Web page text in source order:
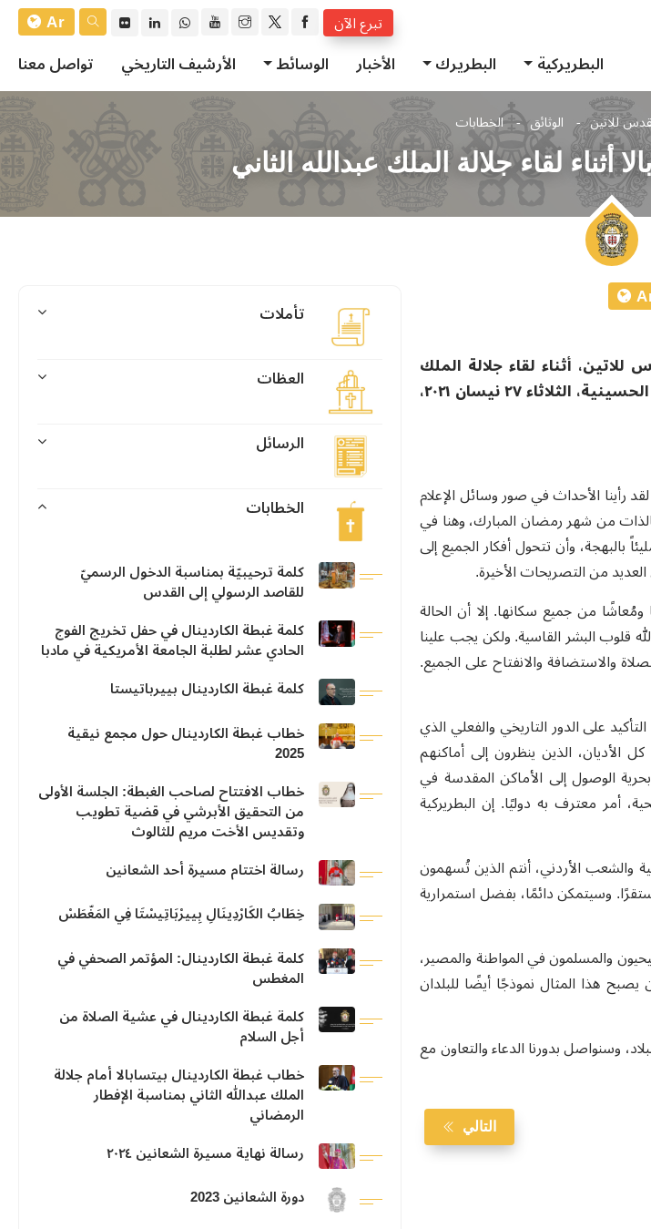
تبرع الآن
Ar
البطريركية
البطريرك الأخبار الوسائط الأرشيف التاريخي تواصل معنا
للاتين الوثائق الخطابات
أثناء لقاء جلالة الملك عبدالله الثاني
أثناء لقاء جلالة الملك
عبدالله الثاني ابن الحسين، ممثلين عن مجلسي أوقاف وكنائس القدس في قصر الحسينية، الثلاثاء ٢٧ نيسان ٢٠٢١،
رأينا الأحداث في صور وسائل الإعلام
من شهر رمضان المبارك، وهنا في
بالبهجة، وأن تتحول أفكار الجميع إلى
من التصريحات الأخيرة.
من جميع سكانها. إلا أن الحالة
البشر القاسية. ولكن يجب علينا
والاستضافة والانفتاح على الجميع.
على الدور التاريخي والفعلي الذي
الأديان، الذين ينظرون إلى أماكنهم
الوصول إلى الأماكن المقدسة في
أمر معترف به دوليًا. إن البطريركية
والشعب الأردني، أنتم الذين تُسهمون
وسيتمكن دائمًا، بفضل استمرارية
والمسلمون في المواطنة والمصير،
هذا المثال نموذجًا أيضًا للبلدان
وسنواصل بدورنا الدعاء والتعاون مع
التالي
تأملات
العظات
الرسائل
الخطابات
كلمة ترحيبيّة بمناسبة الدخول الرسميّ
للقاصد الرسولي إلى القدس
كلمة غبطة الكاردينال في حفل تخريج الفوج
الحادي عشر لطلبة الجامعة الأمريكية في مادبا
كلمة غبطة الكاردينال بييرباتيستا
خطاب غبطة الكاردينال حول مجمع نيقية
2025
خطاب الافتتاح لصاحب الغبطة: الجلسة الأولى
من التحقيق الأبرشي في قضية تطويب
وتقديس الأخت مريم للثالوث
رسالة اختتام مسيرة أحد الشعانين
خِطَابُ الكَارْدِينَالِ بِييرْبَاتِيسْتَا فِي المَغّطَسْ
كلمة غبطة الكاردينال: المؤتمر الصحفي في
المغطس
كلمة غبطة الكاردينال في عشية الصلاة من
أجل السلام
خطاب غبطة الكاردينال بيتسابالا أمام جلالة
الملك عبدالله الثاني بمناسبة الإفطار
الرمضاني
رسالة نهاية مسيرة الشعانين ٢٠٢٤
دورة الشعانين 2023